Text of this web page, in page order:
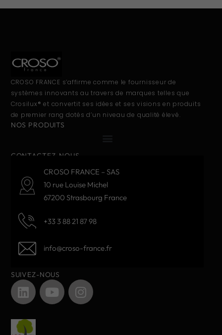
CROSO FRANCE s’affirme comme le fournisseur de
systèmes innovants au travers de marques telles que
Crosilux® et convertit ses idées et ses visions en produits
de premier rang dotés d’un niveau de qualité élevé.
NOS PRODUITS
CONTACTEZ-NOUS
CROSO FRANCE – SAS
10 rue Louise Michel
67200 Strasbourg France
+33 3 88 21 87 98
info@croso-france.fr
SUIVEZ-NOUS